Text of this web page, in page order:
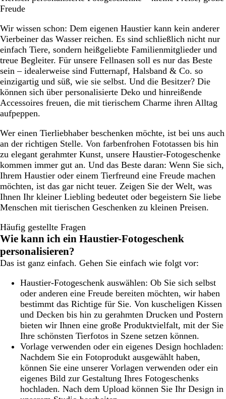
Freude
Wir wissen schon: Dem eigenen Haustier kann kein anderer
Vierbeiner das Wasser reichen. Es sind schließlich nicht nur
einfach Tiere, sondern heißgeliebte Familienmitglieder und
treue Begleiter. Für unsere Fellnasen soll es nur das Beste
sein – idealerweise sind Futternapf, Halsband & Co. so
einzigartig und süß, wie sie selbst. Und die Besitzer? Die
können sich über personalisierte Deko und hinreißende
Accessoires freuen, die mit tierischem Charme ihren Alltag
aufpeppen.
Wer einen Tierliebhaber beschenken möchte, ist bei uns auch
an der richtigen Stelle. Von farbenfrohen Fototassen bis hin
zu elegant gerahmter Kunst, unsere Haustier-Fotogeschenke
kommen immer gut an. Und das Beste daran: Wenn Sie sich,
Ihrem Haustier oder einem Tierfreund eine Freude machen
möchten, ist das gar nicht teuer. Zeigen Sie der Welt, was
Ihnen Ihr kleiner Liebling bedeutet oder begeistern Sie liebe
Menschen mit tierischen Geschenken zu kleinen Preisen.
Häufig gestellte Fragen
Wie kann ich ein Haustier-Fotogeschenk
personalisieren?
Das ist ganz einfach. Gehen Sie einfach wie folgt vor:
Haustier-Fotogeschenk auswählen: Ob Sie sich selbst
oder anderen eine Freude bereiten möchten, wir haben
bestimmt das Richtige für Sie. Von kuscheligen Kissen
und Decken bis hin zu gerahmten Drucken und Postern
bieten wir Ihnen eine große Produktvielfalt, mit der Sie
Ihre schönsten Tierfotos in Szene setzen können.
Vorlage verwenden oder ein eigenes Design hochladen:
Nachdem Sie ein Fotoprodukt ausgewählt haben,
können Sie eine unserer Vorlagen verwenden oder ein
eigenes Bild zur Gestaltung Ihres Fotogeschenks
hochladen. Nach dem Upload können Sie Ihr Design in